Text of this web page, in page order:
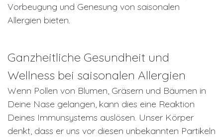
Vorbeugung und Genesung von saisonalen
Allergien bieten.
Ganzheitliche Gesundheit und
Wellness bei saisonalen Allergien
Wenn Pollen von Blumen, Gräsern und Bäumen in
Deine Nase gelangen, kann dies eine Reaktion
Deines Immunsystems auslösen. Unser Körper
denkt, dass er uns vor diesen unbekannten Partikeln